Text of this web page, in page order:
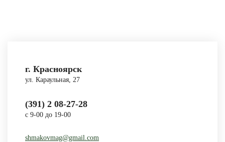
г. Красноярск
ул. Караульная, 27
(391) 2 08-27-28
с 9-00 до 19-00
shmakovmag@gmail.com